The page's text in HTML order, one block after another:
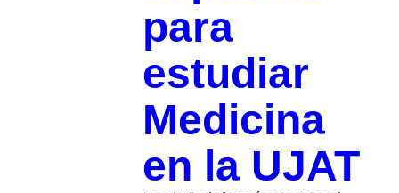
para
estudiar
Medicina
en la UJAT